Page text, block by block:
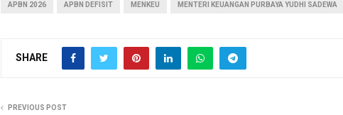
APBN 2026 APBN DEFISIT MENKEU MENTERI KEUANGAN PURBAYA YUDHI SADEWA
SHARE
PREVIOUS POST